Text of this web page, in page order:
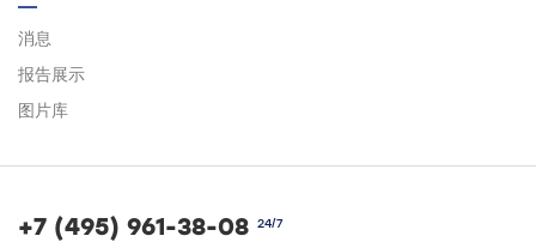
消息
报告展示
图片库
+7 (495) 961-38-08 24/7